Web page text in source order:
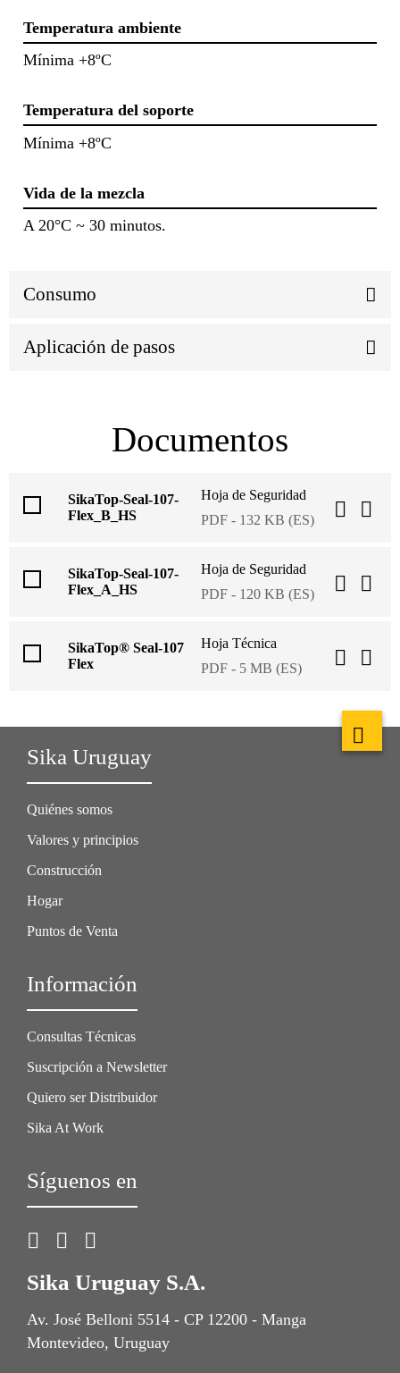
Temperatura ambiente
Mínima +8ºC
Temperatura del soporte
Mínima +8ºC
Vida de la mezcla
A 20°C ~ 30 minutos.
Consumo
Aplicación de pasos
Documentos
SikaTop-Seal-107-
Flex_B_HS
Hoja de Seguridad
PDF - 132 KB (ES)
SikaTop-Seal-107-
Flex_A_HS
Hoja de Seguridad
PDF - 120 KB (ES)
SikaTop® Seal-107
Flex
Hoja Técnica
PDF - 5 MB (ES)
Sika Uruguay
Quiénes somos
Valores y principios
Construcción
Hogar
Puntos de Venta
Información
Consultas Técnicas
Suscripción a Newsletter
Quiero ser Distribuidor
Sika At Work
Síguenos en
Sika Uruguay S.A.
Av. José Belloni 5514 - CP 12200 - Manga
Montevideo, Uruguay